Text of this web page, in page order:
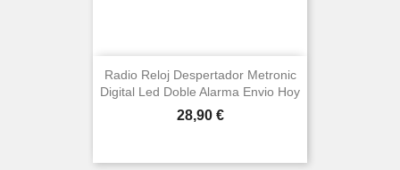
Radio Reloj Despertador Metronic
Digital Led Doble Alarma Envio Hoy
Precio
28,90 €